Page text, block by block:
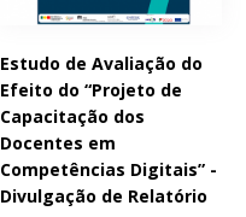
Estudo de Avaliação do
Efeito do “Projeto de
Capacitação dos
Docentes em
Competências Digitais” -
Divulgação de Relatório